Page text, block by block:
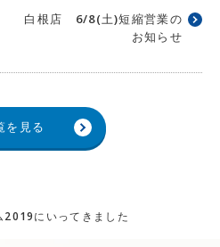
白根店 6/8(土)短縮営業の
お知らせ
を見る
2019にいってきました